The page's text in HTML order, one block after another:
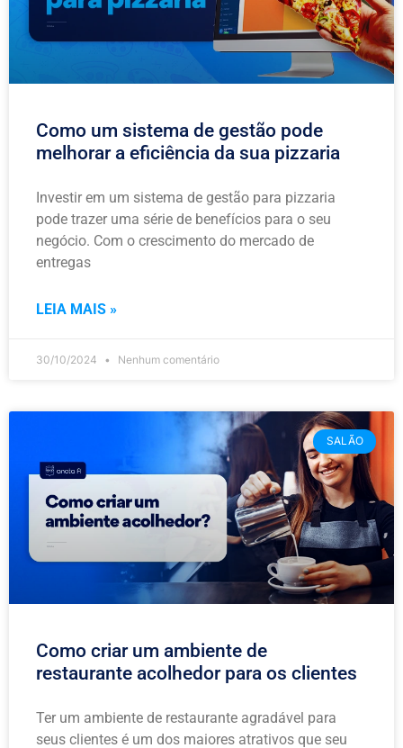
Como um sistema de gestão pode
melhorar a eficiência da sua pizzaria
Investir em um sistema de gestão para pizzaria
pode trazer uma série de benefícios para o seu
negócio. Com o crescimento do mercado de
entregas
LEIA MAIS »
30/10/2024 Nenhum comentário
SALÃO
Como criar um ambiente de
restaurante acolhedor para os clientes
Ter um ambiente de restaurante agradável para
seus clientes é um dos maiores atrativos que seu